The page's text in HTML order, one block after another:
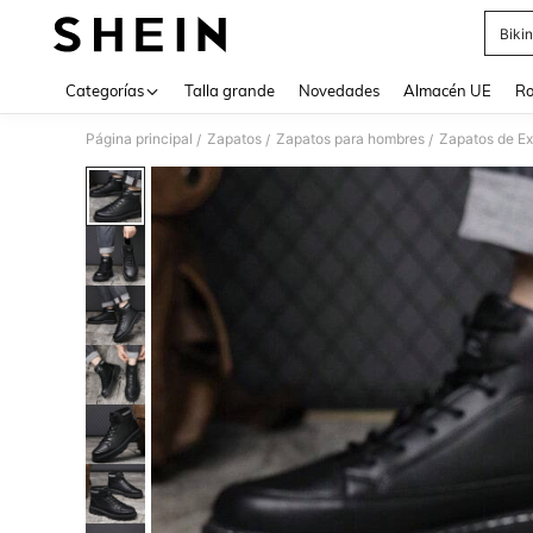
Categorías Talla grande Novedades Almacén UE
Página principal / Zapatos / Zapatos para hombres / Zapatos de